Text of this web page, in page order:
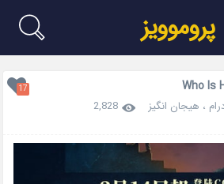
پروموویز
17
، هیجان انگیز
2,828